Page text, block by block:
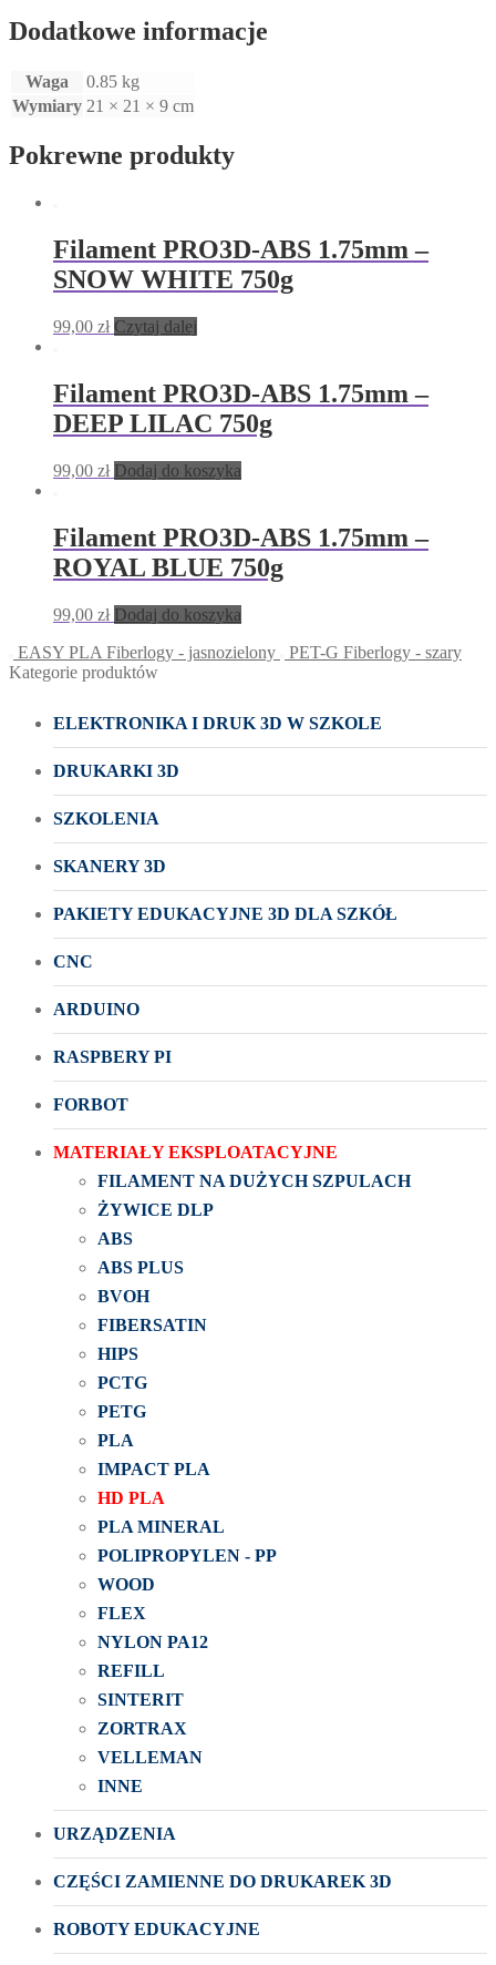
Dodatkowe informacje
Waga
0.85 kg
Wymiary 21 × 21 × 9 cm
Pokrewne produkty
Filament PRO3D-ABS 1.75mm –
SNOW WHITE 750g
99,00 zł Czytaj dalej
Filament PRO3D-ABS 1.75mm –
DEEP LILAC 750g
99,00 zł Dodaj do koszyka
Filament PRO3D-ABS 1.75mm –
ROYAL BLUE 750g
99,00 zł Dodaj do koszyka
EASY PLA Fiberlogy - jasnozielony
PET-G Fiberlogy - szary
Kategorie produktów
ELEKTRONIKA I DRUK 3D W SZKOLE
DRUKARKI 3D
SZKOLENIA
SKANERY 3D
PAKIETY EDUKACYJNE 3D DLA SZKÓŁ
CNC
ARDUINO
RASPBERY PI
FORBOT
MATERIAŁY EKSPLOATACYJNE
FILAMENT NA DUŻYCH SZPULACH
ŻYWICE DLP
ABS
ABS PLUS
BVOH
FIBERSATIN
HIPS
PCTG
PETG
PLA
IMPACT PLA
HD PLA
PLA MINERAL
POLIPROPYLEN - PP
WOOD
FLEX
NYLON PA12
REFILL
SINTERIT
ZORTRAX
VELLEMAN
INNE
URZĄDZENIA
CZĘŚCI ZAMIENNE DO DRUKAREK 3D
ROBOTY EDUKACYJNE